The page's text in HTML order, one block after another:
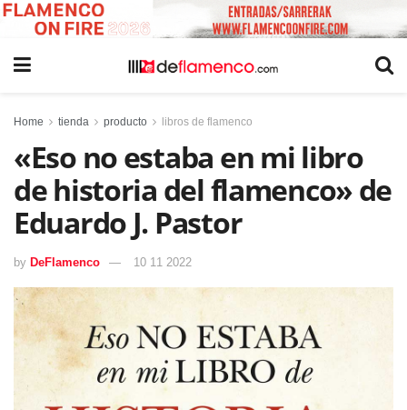
Home tienda producto libros de flamenco
«Eso no estaba en mi libro
de historia del flamenco» de
Eduardo J. Pastor
by DeFlamenco 10 11 2022